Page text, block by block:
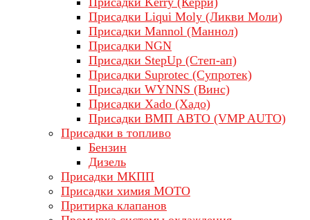
Присадки Liqui Moly (Ликви Моли)
Присадки Mannol (Маннол)
Присадки NGN
Присадки StepUp (Степ-ап)
Присадки Suprotec (Супротек)
Присадки WYNNS (Винс)
Присадки Xado (Хадо)
Присадки ВМП АВТО (VMP AUTO)
Присадки в топливо
Бензин
Дизель
Присадки МКПП
Присадки химия МОТО
Притирка клапанов